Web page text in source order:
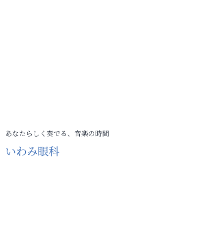
あなたらしく奏でる、音楽の時間
いわみ眼科